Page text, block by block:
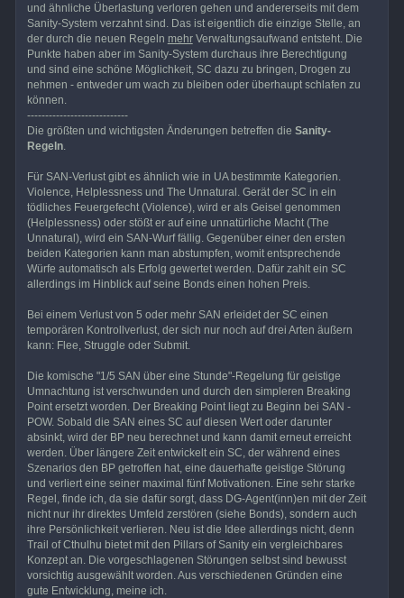
und ähnliche Überlastung verloren gehen und andererseits mit dem
Sanity-System verzahnt sind. Das ist eigentlich die einzige Stelle, an
der durch die neuen Regeln mehrVerwaltungsaufwand entsteht. Die
Punkte haben aber im Sanity-System durchaus ihre Berechtigung
und sind eine schöne Möglichkeit, SC dazu zu bringen, Drogen zu
nehmen - entweder um wach zu bleiben oder überhaupt schlafen zu
können.
----------------------------
Die größten und wichtigsten Änderungen betreffen die Sanity-
Regeln.
Für SAN-Verlust gibt es ähnlich wie in UA bestimmte Kategorien.
Violence, Helplessness und The Unnatural. Gerät der SC in ein
tödliches Feuergefecht (Violence), wird er als Geisel genommen
(Helplessness) oder stößt er auf eine unnatürliche Macht (The
Unnatural), wird ein SAN-Wurf fällig. Gegenüber einer den ersten
beiden Kategorien kann man abstumpfen, womit entsprechende
Würfe automatisch als Erfolg gewertet werden. Dafür zahlt ein SC
allerdings im Hinblick auf seine Bonds einen hohen Preis.
Bei einem Verlust von 5 oder mehr SAN erleidet der SC einen
temporären Kontrollverlust, der sich nur noch auf drei Arten äußern
kann: Flee, Struggle oder Submit.
Die komische "1/5 SAN über eine Stunde"-Regelung für geistige
Umnachtung ist verschwunden und durch den simpleren Breaking
Point ersetzt worden. Der Breaking Point liegt zu Beginn bei SAN -
POW. Sobald die SAN eines SC auf diesen Wert oder darunter
absinkt, wird der BP neu berechnet und kann damit erneut erreicht
werden. Über längere Zeit entwickelt ein SC, der während eines
Szenarios den BP getroffen hat, eine dauerhafte geistige Störung
und verliert eine seiner maximal fünf Motivationen. Eine sehr starke
Regel, finde ich, da sie dafür sorgt, dass DG-Agent(inn)en mit der Zeit
nicht nur ihr direktes Umfeld zerstören (siehe Bonds), sondern auch
ihre Persönlichkeit verlieren. Neu ist die Idee allerdings nicht, denn
Trail of Cthulhu bietet mit den Pillars of Sanity ein vergleichbares
Konzept an. Die vorgeschlagenen Störungen selbst sind bewusst
vorsichtig ausgewählt worden. Aus verschiedenen Gründen eine
gute Entwicklung, meine ich.